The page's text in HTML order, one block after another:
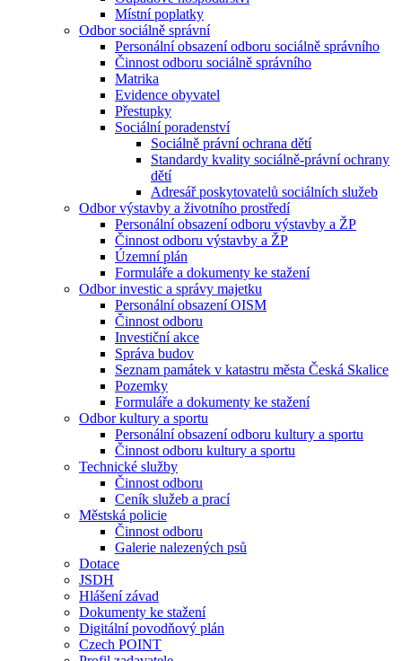
Místní poplatky
Odbor sociálně správní
Personální obsazení odboru sociálně správního
Činnost odboru sociálně správního
Matrika
Evidence obyvatel
Přestupky
Sociální poradenství
Sociálně právní ochrana dětí
Standardy kvality sociálně-právní ochrany
dětí
Adresář poskytovatelů sociálních služeb
Odbor výstavby a životního prostředí
Personální obsazení odboru výstavby a ŽP
Činnost odboru výstavby a ŽP
Územní plán
Formuláře a dokumenty ke stažení
Odbor investic a správy majetku
Personální obsazení OISM
Činnost odboru
Investiční akce
Správa budov
Seznam památek v katastru města Česká Skalice
Pozemky
Formuláře a dokumenty ke stažení
Odbor kultury a sportu
Personální obsazení odboru kultury a sportu
Činnost odboru kultury a sportu
Technické služby
Činnost odboru
Ceník služeb a prací
Městská policie
Činnost odboru
Galerie nalezených psů
Dotace
JSDH
Hlášení závad
Dokumenty ke stažení
Digitální povodňový plán
Czech POINT